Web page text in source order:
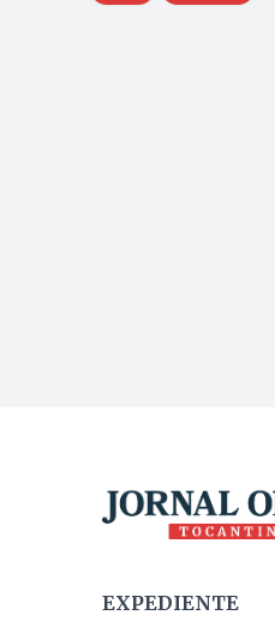
EXPEDIENTE